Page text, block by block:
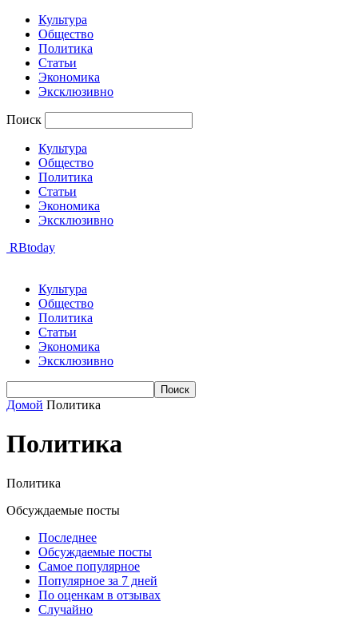
Культура
Общество
Политика
Статьи
Экономика
Эксклюзивно
Поиск
Культура
Общество
Политика
Статьи
Экономика
Эксклюзивно
RBtoday
Культура
Общество
Политика
Статьи
Экономика
Эксклюзивно
Домой Политика
Политика
Политика
Обсуждаемые посты
Последнее
Обсуждаемые посты
Самое популярное
Популярное за 7 дней
По оценкам в отзывах
Случайно